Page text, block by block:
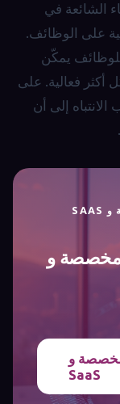
الشائعة في
على الوظائف.
يمكّن
أكثر فعالية. على
إلى أن
مخصصة و
و
SaaS